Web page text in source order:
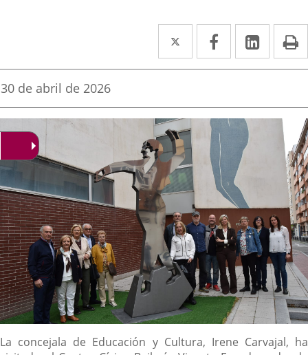
Twitter
Enlace
a
aplicación
externa.
Facebook
Enlace
a
aplicación
externa.
Enlace
a
Fecha
la
30 de abril de 2026
Descripción
La concejala de Educación y Cultura, Irene Carvajal, ha